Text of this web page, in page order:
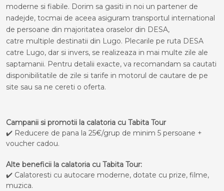
moderne si fiabile. Dorim sa gasiti in noi un partener de
nadejde, tocmai de aceea asiguram transportul international
de persoane din majoritatea oraselor din DESA,
catre multiple destinatii din Lugo. Plecarile pe ruta DESA
catre Lugo, dar si invers, se realizeaza in mai multe zile ale
saptamanii. Pentru detalii exacte, va recomandam sa cautati
disponibilitatile de zile si tarife in motorul de cautare de pe
site sau sa ne cereti o oferta.
Campanii si promotii la calatoria cu Tabita Tour
✔️ Reducere de pana la 25€/grup de minim 5 persoane +
voucher cadou.
Alte beneficii la calatoria cu Tabita Tour:
✔️ Calatoresti cu autocare moderne, dotate cu prize, filme,
muzica.